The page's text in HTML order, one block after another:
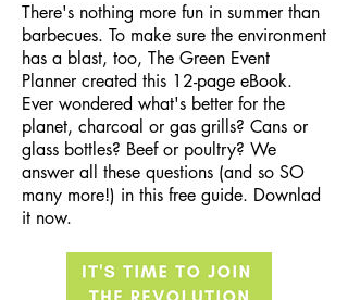
There's nothing more fun in summer than
barbecues. To make sure the environment
has a blast, too, The Green Event
Planner created this 12-page eBook.
Ever wondered what's better for the
planet, charcoal or gas grills? Cans or
glass bottles? Beef or poultry? We
answer all these questions (and so SO
many more!) in this free guide. Downlad
it now.